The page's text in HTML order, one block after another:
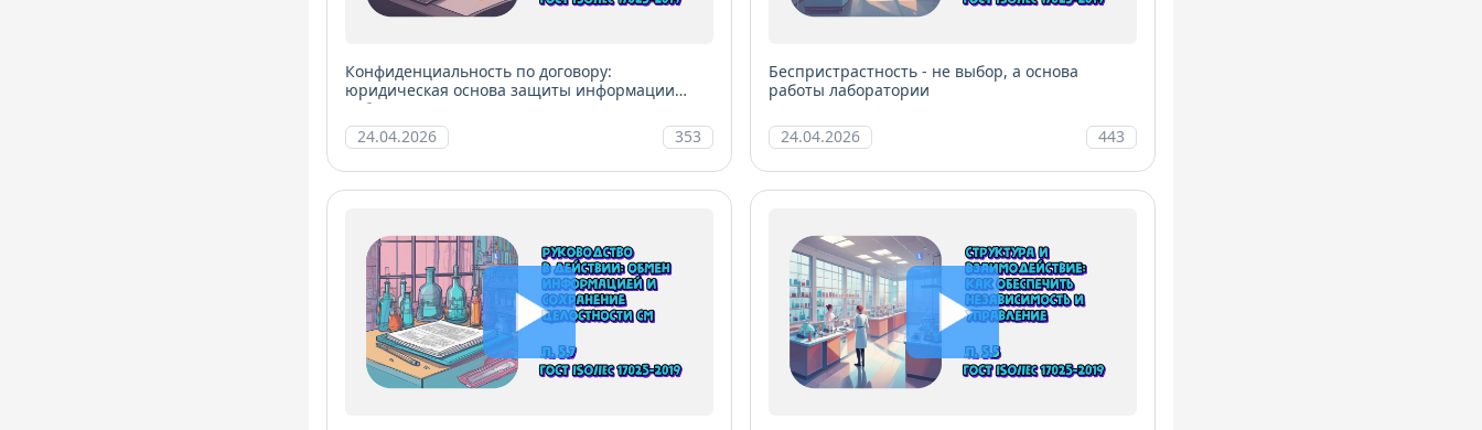
Конфиденциальность по договору:
юридическая основа защиты информации
лаборатории
24.04.2026
353
Беспристрастность - не выбор, а основа
работы лаборатории
24.04.2026 443